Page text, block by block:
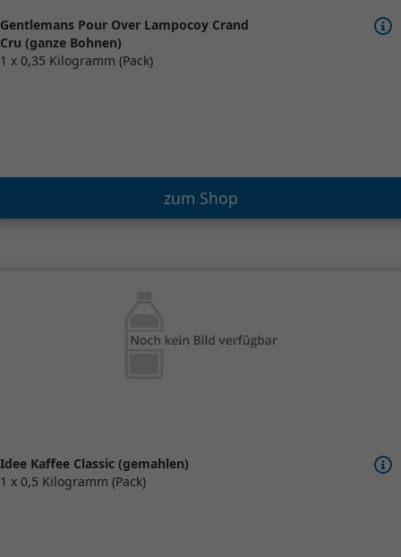
Gentlemans Pour Over Lampocoy Crand
Cru (ganze Bohnen)
1 x 0,35 Kilogramm (Pack)
zum Shop
Idee Kaffee Classic (gemahlen)
1 x 0,5 Kilogramm (Pack)